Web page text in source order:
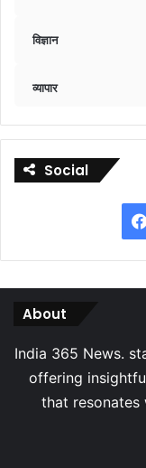
विज्ञान
व्यापार
Social
About